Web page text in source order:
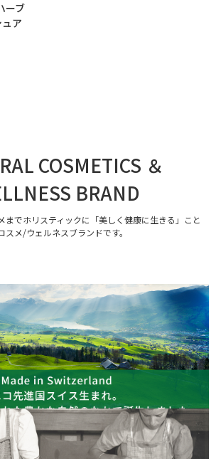
ーブ
ア
COSMETICS ＆
BRAND
までホリスティックに「美しく健康に生きる」こと
メ/ウェルネスブランドです。